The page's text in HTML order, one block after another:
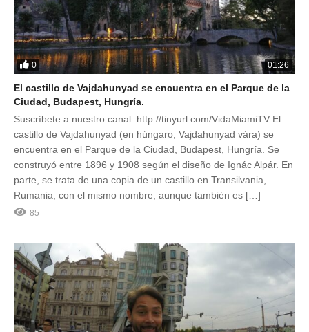
0 01:26
El castillo de Vajdahunyad se encuentra en el Parque de la
Ciudad, Budapest, Hungría.
Suscríbete a nuestro canal: http://tinyurl.com/VidaMiamiTV El
castillo de Vajdahunyad (en húngaro, Vajdahunyad vára) se
encuentra en el Parque de la Ciudad, Budapest, Hungría. Se
construyó entre 1896 y 1908 según el diseño de Ignác Alpár. En
parte, se trata de una copia de un castillo en Transilvania,
Rumania, con el mismo nombre, aunque también es […]
85